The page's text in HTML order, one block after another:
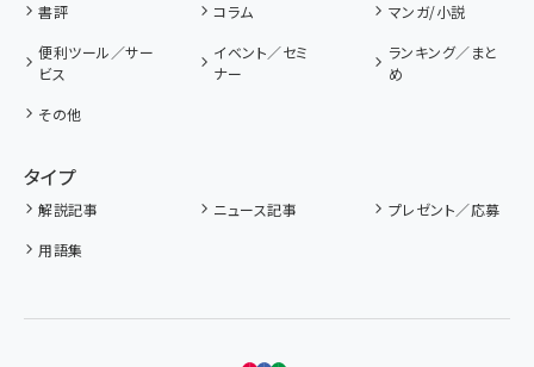
書評 コラム
マンガ/小説
便利ツール／サー
ビス
イベント／セミ
ナー
ランキング／まと
め
その他
タイプ
解説記事 ニュース記事
プレゼント／応募
用語集